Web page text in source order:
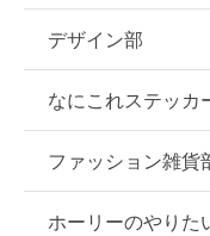
デザイン部
なにこれステッカ
ファッション雑貨
ホーリーのやりた